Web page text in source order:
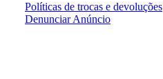
Políticas de trocas e devoluções
Denunciar Anúncio